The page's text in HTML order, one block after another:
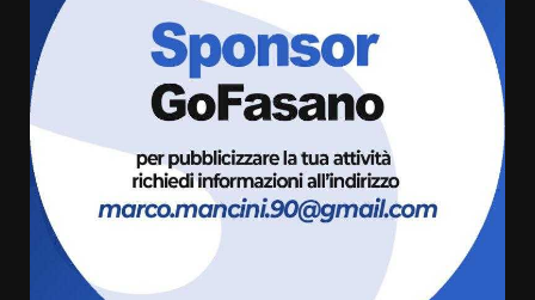
Cura dei beni comuni e
cittadinanza attiva: online
l’avviso per la gestione
condivisa della Villetta di
Laureto
La magia del Minareto e la prima
assoluta de “L’Albergo
Belvedere. Il rapimento”
6 Agosto 2026 06:15